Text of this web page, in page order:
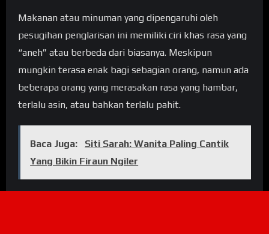
Makanan atau minuman yang dipengaruhi oleh
pesugihan penglarisan ini memiliki ciri khas rasa yang
“aneh” atau berbeda dari biasanya. Meskipun
mungkin terasa enak bagi sebagian orang, namun ada
beberapa orang yang merasakan rasa yang hambar,
terlalu asin, atau bahkan terlalu pahit.
Baca Juga:
Siti Sarah: Wanita Paling Cantik
Yang Bikin Firaun Ngiler